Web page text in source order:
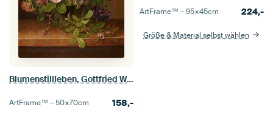
Blumenstillleben, Gottfried Wilhelm Voelcker
ArtFrame™ –50×70cm 158,-
ArtFrame™ –95×45cm 224,-
Größe & Material selbst wählen